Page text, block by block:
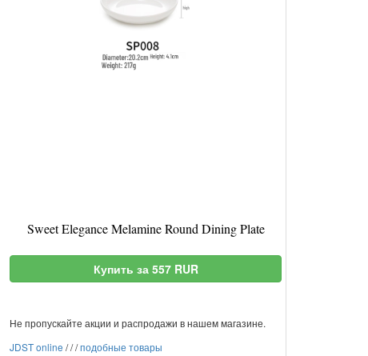
Sweet Elegance Melamine Round Dining Plate
Купить за 557 RUR
Не пропускайте акции и распродажи в нашем магазине.
JDST online ///подобные товары